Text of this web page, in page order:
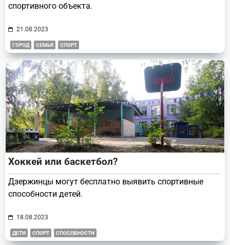
спортивного объекта.
21.08.2023
ГОРОД СЕМЬЯ СПОРТ
Хоккей или баскетбол?
Дзержинцы могут бесплатно выявить спортивные
способности детей.
18.08.2023
ДЕТИ СПОРТ СПОСОБНОСТИ